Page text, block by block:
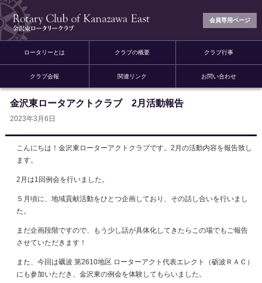
会員専用ページ
ロータリーとは クラブの概要 クラブ行事
クラブ会報 関連リンク お問い合わせ
金沢東ロータアクトクラブ 2月活動報告
2023年3月6日
こんにちは！金沢東ローターアクトクラブです。2月の活動内容を報告致し
ます。
2月は1回例会を行いました。
５月頃に、地域貢献活動をひとつ企画しており、その話し合いを行いまし
た。
まだ企画段階ですので、もう少し話が具体化してきたらこの場でもご報告
させていただきます！
また、今回は礪波 第2610地区 ローターアクト代表エレクト（砺波ＲＡＣ）
にも参加いただき、金沢東の例会を体験してもらいました。